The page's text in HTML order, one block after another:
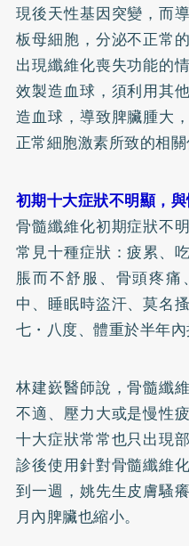
現後天性基因突變，而
板母細胞，分泌不正常
出現纖維化喪失功能的
效製造血球，須利用其
造血球，導致脾臟腫大
正常細胞激素所致的相關
初期十大症狀不明顯，
骨髓纖維化初期症狀不
常見十種症狀：疲累、
脹而不舒服、骨頭疼
中、睡眠時盜汗、莫名
七・八度、體重於半年內
林建嶔醫師說，骨髓纖
不適、壓力大或是慢性
十大症狀常常也只出現
診後使用針對骨髓纖維
到一週，姚先生皮膚騷
月內脾臟也縮小。